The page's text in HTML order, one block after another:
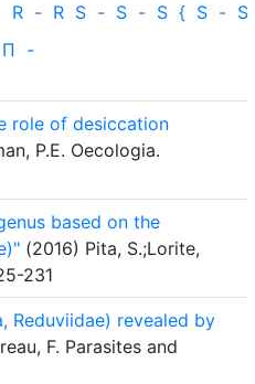
R - R S - S - S { S - S
Π -
role of desiccation
P.E. Oecologia.
based on the
(2016) Pita, S.;Lorite,
231
Reduviidae) revealed by
F. Parasites and